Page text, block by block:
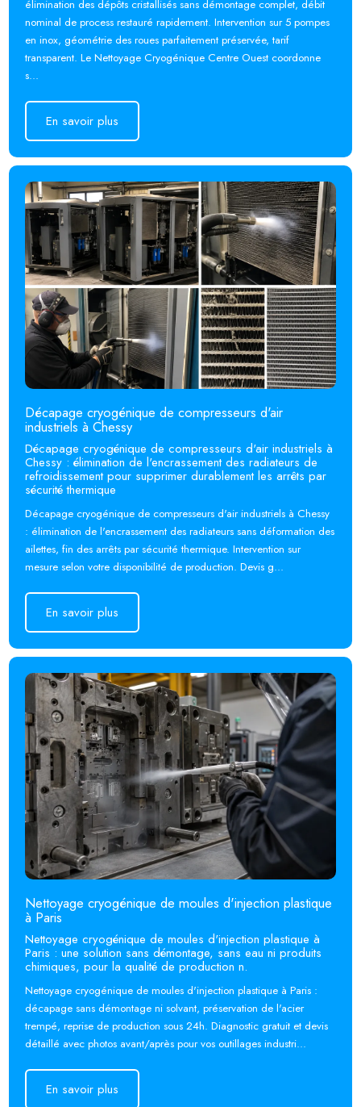
élimination des dépôts cristallisés sans démontage complet, débit
nominal de process restauré rapidement. Intervention sur 5 pompes
en inox, géométrie des roues parfaitement préservée, tarif
transparent. Le Nettoyage Cryogénique Centre Ouest coordonne
s...
En savoir plus
Décapage cryogénique de compresseurs d'air
industriels à Chessy
Décapage cryogénique de compresseurs d'air industriels à
Chessy : élimination de l'encrassement des radiateurs de
refroidissement pour supprimer durablement les arrêts par
sécurité thermique
Décapage cryogénique de compresseurs d'air industriels à Chessy
: élimination de l'encrassement des radiateurs sans déformation des
ailettes, fin des arrêts par sécurité thermique. Intervention sur
mesure selon votre disponibilité de production. Devis g...
En savoir plus
En savoir plus
Nettoyage cryogénique de moules d'injection plastique
à Paris
Nettoyage cryogénique de moules d'injection plastique à
Paris : une solution sans démontage, sans eau ni produits
chimiques, pour la qualité de production n.
Nettoyage cryogénique de moules d'injection plastique à Paris :
décapage sans démontage ni solvant, préservation de l'acier
trempé, reprise de production sous 24h. Diagnostic gratuit et devis
détaillé avec photos avant/après pour vos outillages industri...
En savoir plus